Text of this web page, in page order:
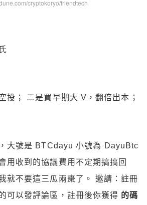
cryptokoryo/friendtech
投； 二是買早期大 V，翻倍出本；
大號是 BTCdayu 小號為 DayuBtc
用收到的協議費用不定期搞搞回
就不要這三瓜兩棗了。 邀請：註冊
可以發評論區，註冊後你獲得 的碼